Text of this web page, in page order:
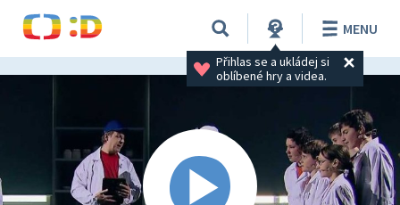
Přihlas se a ukládej si
oblíbené hry a videa.
MENU